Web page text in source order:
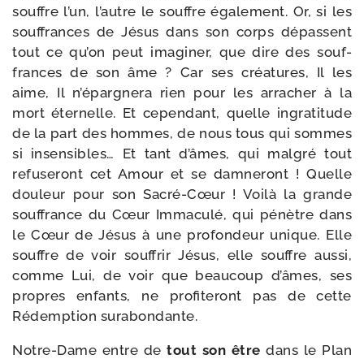
souffre l’un, l’autre le souffre éga­le­ment. Or, si les
souf­frances de Jésus dans son corps dépassent
tout ce qu’on peut ima­gi­ner, que dire des souf­
frances de son âme ? Car ses créa­tures, Il les
aime, Il n’épargnera rien pour les arra­cher à la
mort éter­nelle. Et cepen­dant, quelle ingra­ti­tude
de la part des hommes, de nous tous qui sommes
si insen­sibles… Et tant d’âmes, qui mal­gré tout
refu­se­ront cet Amour et se dam­ne­ront ! Quelle
dou­leur pour son Sacré-​Cœur ! Voilà la grande
souf­france du Cœur Immaculé, qui pénètre dans
le Cœur de Jésus à une pro­fon­deur unique. Elle
souffre de voir souf­frir Jésus, elle souffre aus­si,
comme Lui, de voir que beau­coup d’âmes, ses
propres enfants, ne pro­fi­te­ront pas de cette
Rédemption surabondante.
Notre-​Dame entre de tout son être dans le Plan